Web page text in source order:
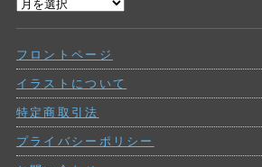
ー
過
投
稿
フロントページ
イラストについて
特定商取引法
プライバシーポリシー